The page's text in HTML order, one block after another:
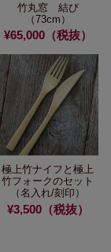
竹丸窓 結び
（73cm）
¥65,000（税抜）
極上竹ナイフと極上
竹フォークのセット
（名入れ/刻印）
¥3,500（税抜）